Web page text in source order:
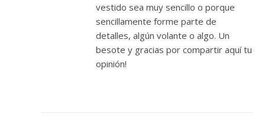
vestido sea muy sencillo o porque
sencillamente forme parte de
detalles, algún volante o algo. Un
besote y gracias por compartir aquí tu
opinión!